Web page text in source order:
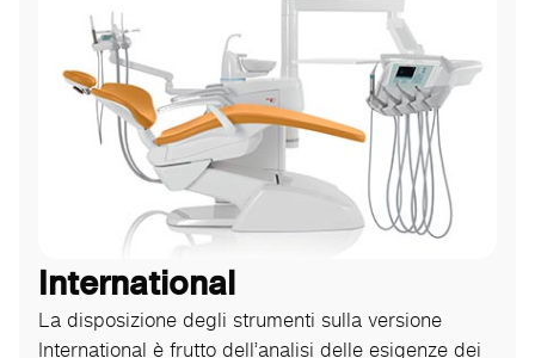
International
La disposizione degli strumenti sulla versione
International è frutto dell’analisi delle esigenze dei